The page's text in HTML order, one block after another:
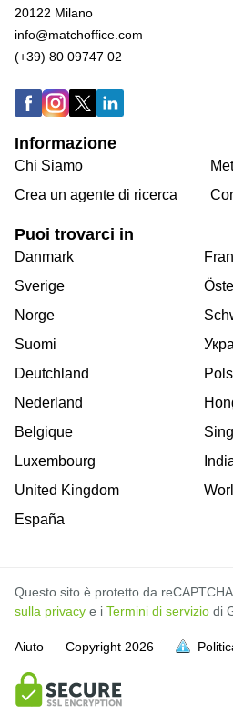
sia piena
sia piena
sia piena
sia piena
sia piena
sia piena
sia piena
sia piena
sia piena
sia piena
20122 Milano
info@matchoffice.com
(+39) 80 09747 02
Informazione
Chi Siamo
Crea un agente di ricerca
Puoi trovarci in
Danmark
Sverige
Norge
Suomi
Deutchland
Nederland
Belgique
Luxembourg
United Kingdom
España
Questo sito è protetto da
sulla privacy e i Termini di servizio di
Aiuto Copyright 2026